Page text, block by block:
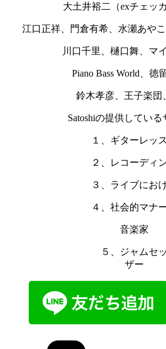
大土井裕二（exチェッ
江口正祥、門倉有希、水瀬あやこ
川口千里、樋口舞、マ
Piano Bass World、徳
鈴木孝彦、王子楽団
Satoshiの提供している
１、ギターレッ
２、レコーディング
３、ライブにおけ
４、社会的マナーを持
音楽家
５、ジャムセッション
ザー